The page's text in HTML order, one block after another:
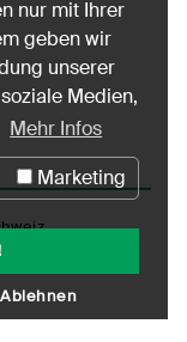
nur mit Ihrer
geben wir
unserer
Medien,
Mehr Infos
Marketing
Ablehnen